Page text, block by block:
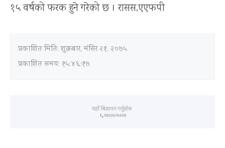
१५ वर्षको फरक हुने गरेको छ । रासस,एएफपी
प्रकाशित मिति:शुक्रबार, मंसिर २१, २०७५
प्रकाशित समय: १५:४६:१७